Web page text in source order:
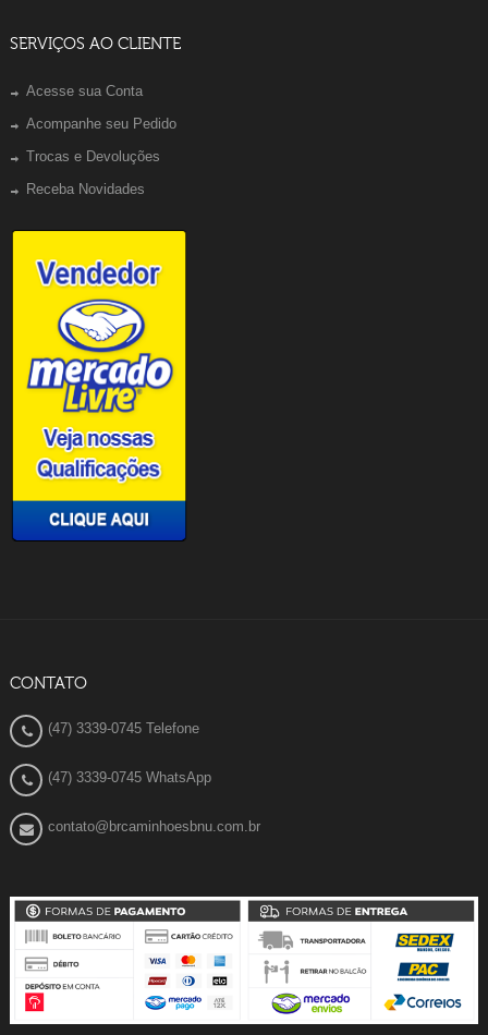
SERVIÇOS AO CLIENTE
Acesse sua Conta
Acompanhe seu Pedido
Trocas e Devoluções
Receba Novidades
CONTATO
(47) 3339-0745 Telefone
(47) 3339-0745 WhatsApp
contato@brcaminhoesbnu.com.br